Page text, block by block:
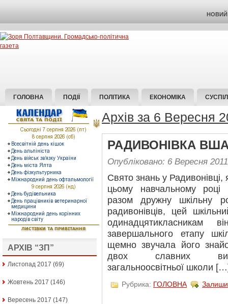
НОВИЙ
ГОЛОВНА ПОДІЇ ПОЛІТИКА ЕКОНОМІКА
АРХІВ “ЗП”
Листопад 2017 (69)
Жовтень 2017 (146)
Вересень 2017 (147)
Архів за 6 Вересня
РАДИВОНІВКА
Опубліковано: 6 Вересня 2011
Свято знань у
цьому навчальному році
разом дружну шкільну
радивонівців, цей
одинадцятикласникам
завершального етапу
щемно звучала його
двох славних
загальноосвітньої школи
Рубрика: ГОЛОВНА